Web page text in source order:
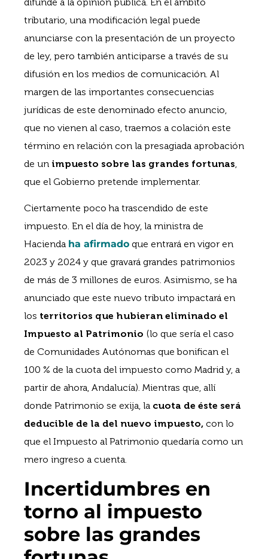
tributario, una modificación legal puede
anunciarse con la presentación de un proyecto
de ley, pero también anticiparse a través de su
difusión en los medios de comunicación. Al
margen de las importantes consecuencias
jurídicas de este denominado efecto anuncio,
que no vienen al caso, traemos a colación este
término en relación con la presagiada aprobación
de un impuesto sobre las grandes fortunas,
que el Gobierno pretende implementar.
Ciertamente poco ha trascendido de este
impuesto. En el día de hoy, la ministra de
Hacienda ha afirmado que entrará en vigor en
2023 y 2024 y que gravará grandes patrimonios
de más de 3 millones de euros. Asimismo, se ha
anunciado que este nuevo tributo impactará en
los territorios que hubieran eliminado el
Impuesto al Patrimonio (lo que sería el caso
de Comunidades Autónomas que bonifican el
100 % de la cuota del impuesto como Madrid y, a
partir de ahora, Andalucía). Mientras que, allí
donde Patrimonio se exija, la cuota de éste será
deducible de la del nuevo impuesto, con lo
que el Impuesto al Patrimonio quedaría como un
mero ingreso a cuenta.
Incertidumbres en
torno al impuesto
sobre las grandes